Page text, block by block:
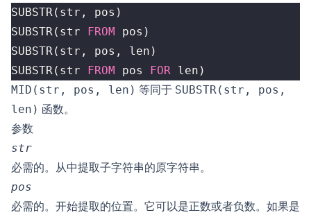
SUBSTR( str , pos )
SUBSTR( str FROM pos )
SUBSTR( str , pos , len )
SUBSTR( str FROM pos FOR len )
MID(str, pos, len) 等同于 SUBSTR(str, pos,
len) 函数。
参数
str
必需的。从中提取子字符串的原字符串。
pos
必需的。开始提取的位置。它可以是正数或者负数。如果是